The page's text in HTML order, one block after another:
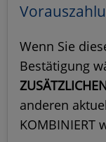
Wenn Sie
Bestätigung
anderen
KOMBINIERT